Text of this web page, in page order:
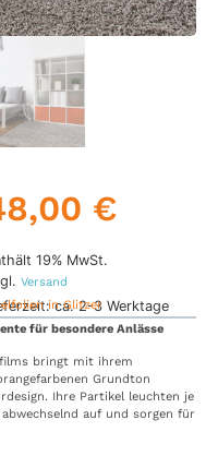
€
19% MwSt.
Versand
ca. 2-3 Werktage
in Glitzer
für besondere Anlässe
bringt mit ihrem
Grundton
Ihre Partikel leuchten je
auf und sorgen für